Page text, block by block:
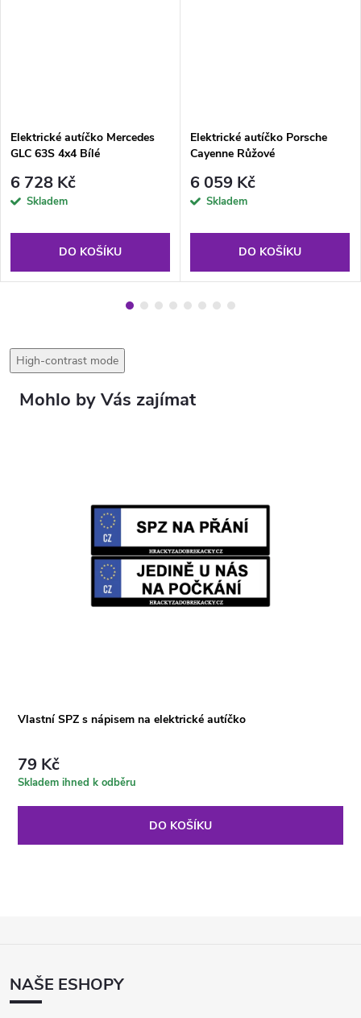
Elektrické autíčko Mercedes
GLC 63S 4x4 Bílé
6 728 Kč
Skladem
DO KOŠÍKU
Elektrické autíčko Porsche
Cayenne Růžové
6 059 Kč
Skladem
DO KOŠÍKU
High-contrast mode
Vlastní SPZ s nápisem na elektrické autíčko
79 Kč
Skladem ihned k odběru
DO KOŠÍKU
ANAŠE ESHOPY